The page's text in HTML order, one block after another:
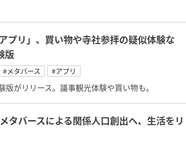
プリ」、買い物や寺社参拝の疑似体験な
版
#メタバース #アプリ
がリリース。議事観光体験や買い物も。
タバースによる関係人口創出へ、生活をリ